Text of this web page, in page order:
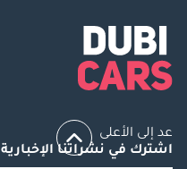
عد إلى الأعلى
اشترك في نشراتنا الإخبارية